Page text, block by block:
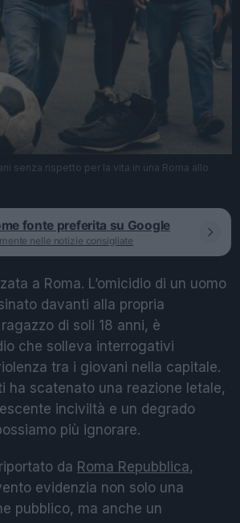
senza rispetto per la vita in una Roma allo
fonte preferita su Google
nelle notizie consigliate
a Roma. L’omicidio di un uomo
davanti alla propria
di soli 18 anni, è
che solleva interrogativi
tra i giovani nella capitale.
ha scatenato una reazione letale,
inciviltà e un degrado
più ignorare.
da Roma Repubblica,
evidenzia non solo una
pubblico, ma anche un